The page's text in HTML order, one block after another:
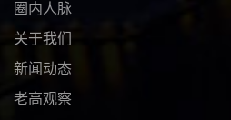
圈内人脉
关于我们
新闻动态
老高观察